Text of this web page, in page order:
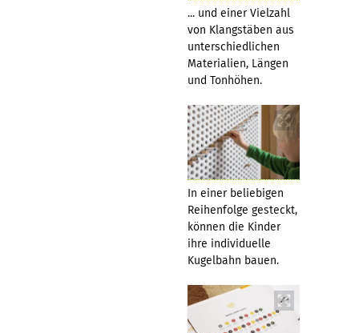
... und einer Vielzahl
von Klangstäben aus
unterschiedlichen
Materialien, Längen
und Tonhöhen.
In einer beliebigen
Reihenfolge gesteckt,
können die Kinder
ihre individuelle
Kugelbahn bauen.